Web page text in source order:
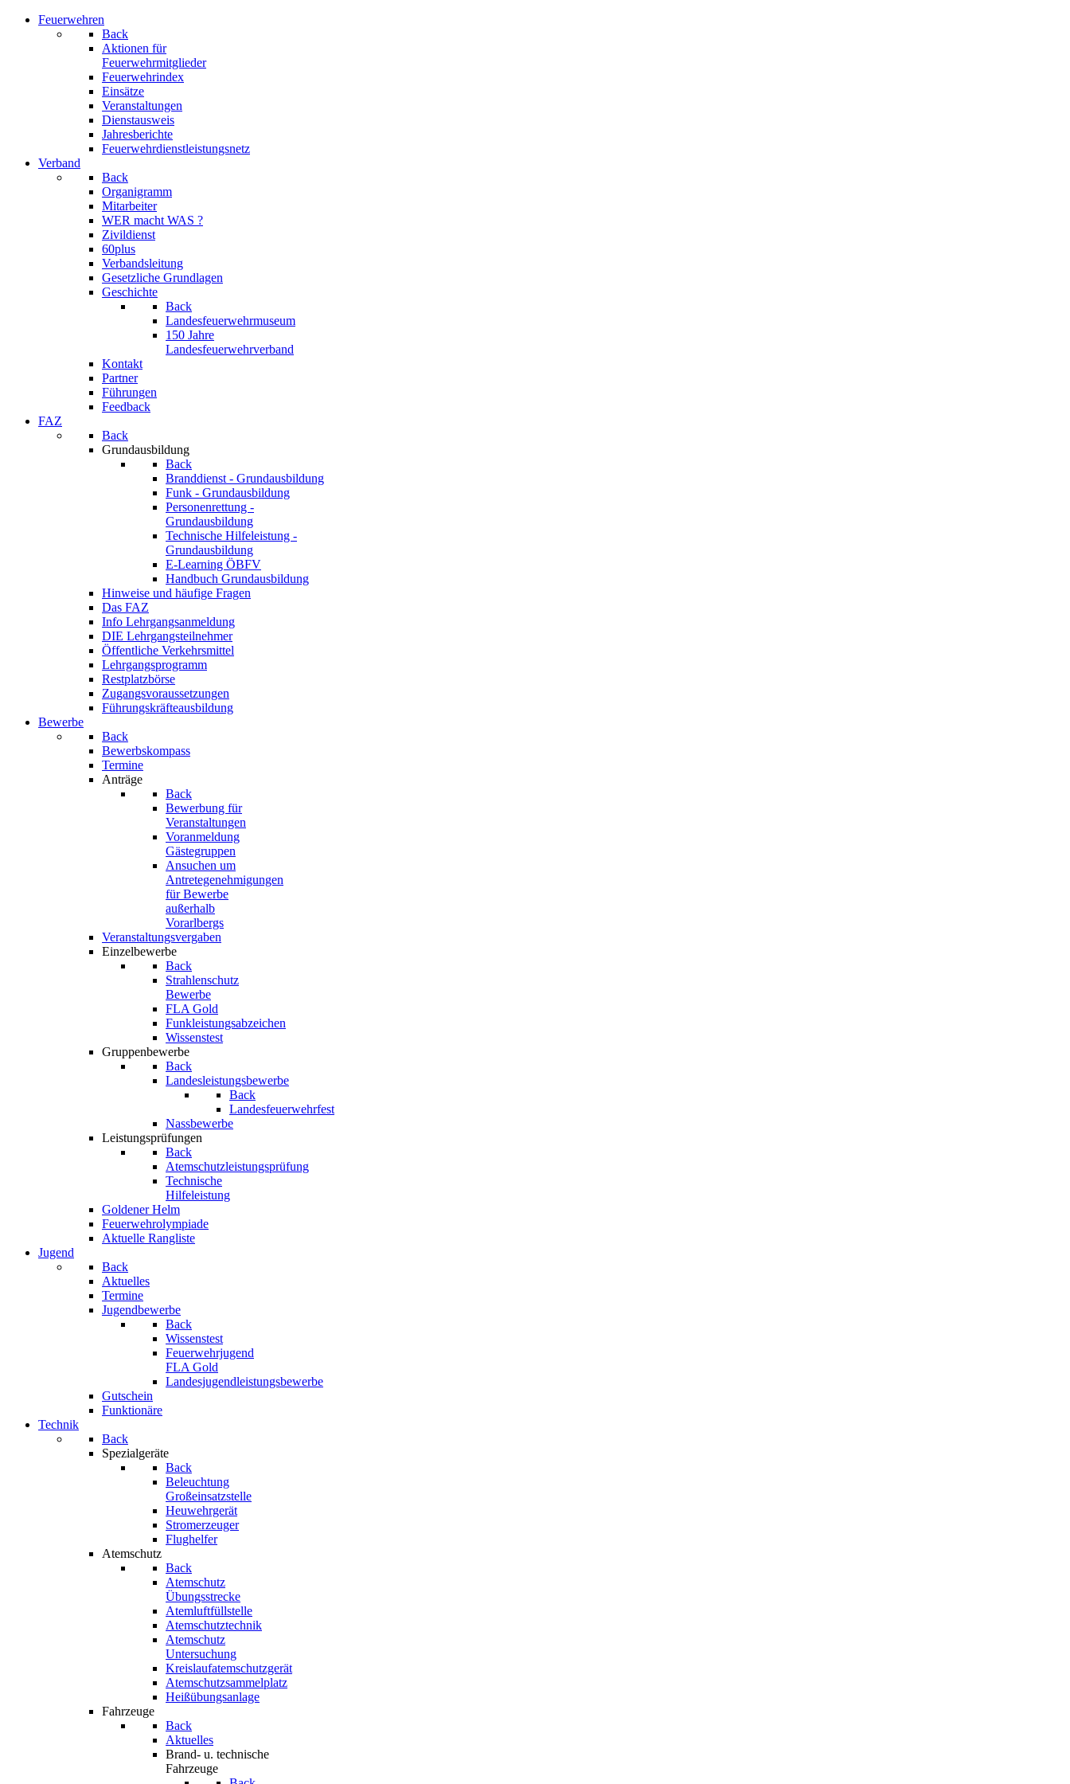
Feuerwehren
Back
Aktionen für
Feuerwehrmitglieder
Feuerwehrindex
Einsätze
Veranstaltungen
Dienstausweis
Jahresberichte
Feuerwehrdienstleistungsnetz
Verband
Back
Organigramm
Mitarbeiter
WER macht WAS ?
Zivildienst
60plus
Verbandsleitung
Gesetzliche Grundlagen
Geschichte
Back
Landesfeuerwehrmuseum
150 Jahre
Landesfeuerwehrverband
Kontakt
Partner
Führungen
Feedback
FAZ
Back
Grundausbildung
Back
Branddienst - Grundausbildung
Funk - Grundausbildung
Personenrettung -
Grundausbildung
Technische Hilfeleistung -
Grundausbildung
E-Learning ÖBFV
Handbuch Grundausbildung
Hinweise und häufige Fragen
Das FAZ
Info Lehrgangsanmeldung
DIE Lehrgangsteilnehmer
Öffentliche Verkehrsmittel
Lehrgangsprogramm
Restplatzbörse
Zugangsvoraussetzungen
Führungskräfteausbildung
Bewerbe
Back
Bewerbskompass
Termine
Anträge
Back
Bewerbung für
Veranstaltungen
Voranmeldung
Gästegruppen
Ansuchen um
Antretegenehmigungen
für Bewerbe
außerhalb
Vorarlbergs
Veranstaltungsvergaben
Einzelbewerbe
Back
Strahlenschutz
Bewerbe
FLA Gold
Funkleistungsabzeichen
Wissenstest
Gruppenbewerbe
Back
Landesleistungsbewerbe
Back
Landesfeuerwehrfest
Nassbewerbe
Leistungsprüfungen
Back
Atemschutzleistungsprüfung
Technische
Hilfeleistung
Goldener Helm
Feuerwehrolympiade
Aktuelle Rangliste
Jugend
Back
Aktuelles
Termine
Jugendbewerbe
Back
Wissenstest
Feuerwehrjugend
FLA Gold
Landesjugendleistungsbewerbe
Gutschein
Funktionäre
Technik
Back
Spezialgeräte
Back
Beleuchtung
Großeinsatzstelle
Heuwehrgerät
Stromerzeuger
Flughelfer
Atemschutz
Back
Atemschutz
Übungsstrecke
Atemluftfüllstelle
Atemschutztechnik
Atemschutz
Untersuchung
Kreislaufatemschutzgerät
Atemschutzsammelplatz
Heißübungsanlage
Fahrzeuge
Back
Aktuelles
Brand- u. technische
Fahrzeuge